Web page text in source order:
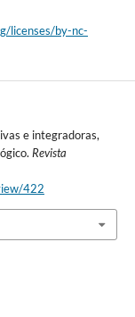
licenses/by-nc-
e integradoras,
Revista
422